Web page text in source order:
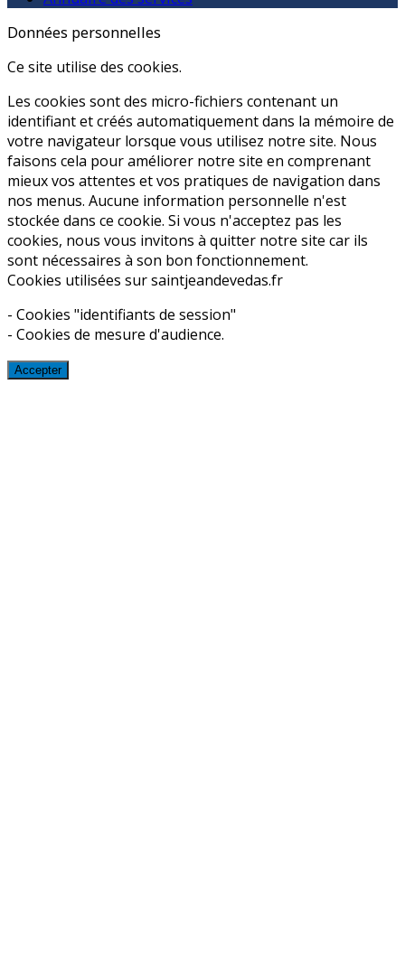
Données personnelles
Ce site utilise des cookies.
Les cookies sont des micro-fichiers contenant un
identifiant et créés automatiquement dans la mémoire de
votre navigateur lorsque vous utilisez notre site. Nous
faisons cela pour améliorer notre site en comprenant
mieux vos attentes et vos pratiques de navigation dans
nos menus. Aucune information personnelle n'est
stockée dans ce cookie. Si vous n'acceptez pas les
cookies, nous vous invitons à quitter notre site car ils
sont nécessaires à son bon fonctionnement.
Cookies utilisées sur saintjeandevedas.fr
- Cookies "identifiants de session"
- Cookies de mesure d'audience.
Accepter